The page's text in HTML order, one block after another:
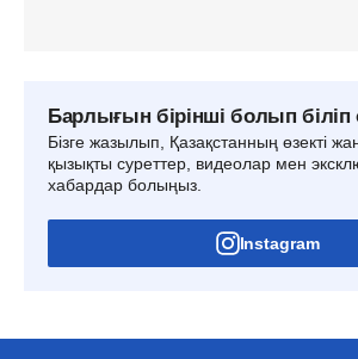
Барлығын бірінші болып
Бізге жазылып, Қазақстанның өзекті
қызықты суреттер, видеолар мен
хабардар болыңыз.
Instagram